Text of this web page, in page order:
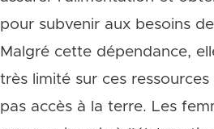
pour subvenir aux besoins
Malgré cette dépendance,
très limité sur ces ressources
pas accès à la terre. Les